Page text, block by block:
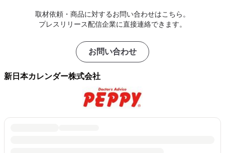
取材依頼・商品に対するお問い合わせはこちら。
プレスリリース配信企業に直接連絡できます。
お問い合わせ
新日本カレンダー株式会社